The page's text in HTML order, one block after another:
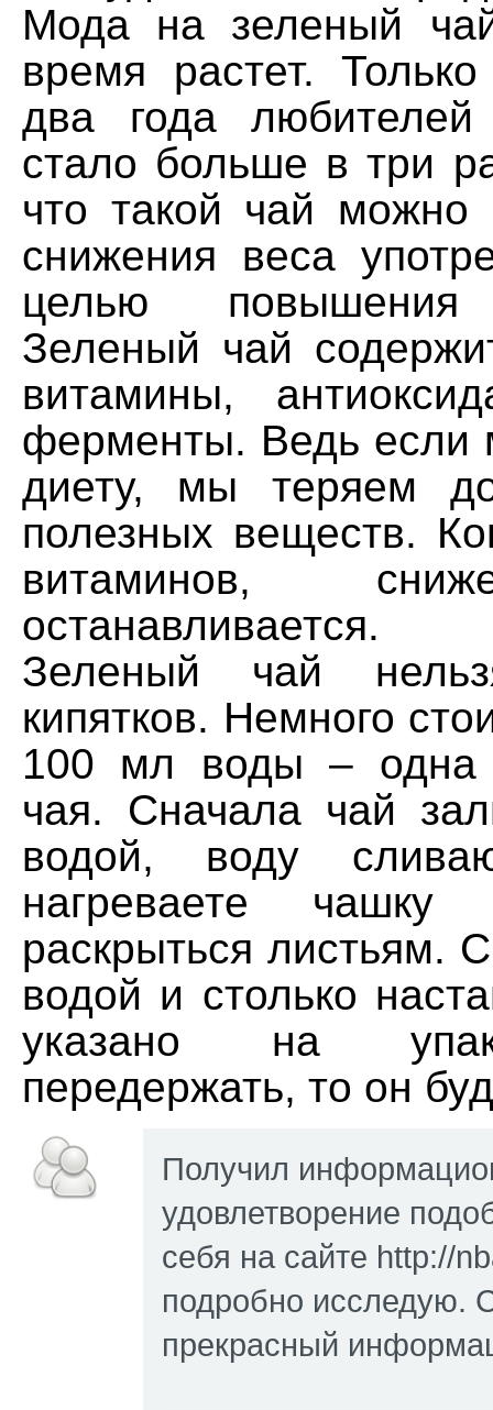
Мода на зеленый
время растет.
два года любителей
стало больше в три
что такой чай можно
снижения веса
целью повышения
Зеленый чай
витамины,
ферменты. Ведь если
диету, мы теряем
полезных веществ.
витаминов,
останавливается.
Зеленый чай
кипятков. Немного
100 мл воды – одна
чая. Сначала чай
водой, воду
нагреваете чашку
раскрыться листьям.
водой и столько
указано на
передержать, то он
Получил
удовлетворение
себя на сайте http://
подробно исследую.
прекрасный